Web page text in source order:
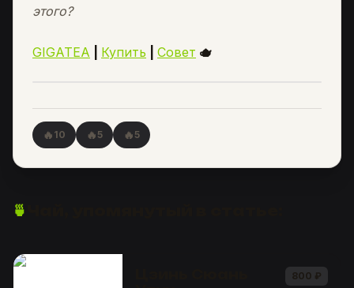
этого?
GIGATEA Купить Совет 🫖
🔥 10 🔥 5 🔥 5
🍵
800 ₽